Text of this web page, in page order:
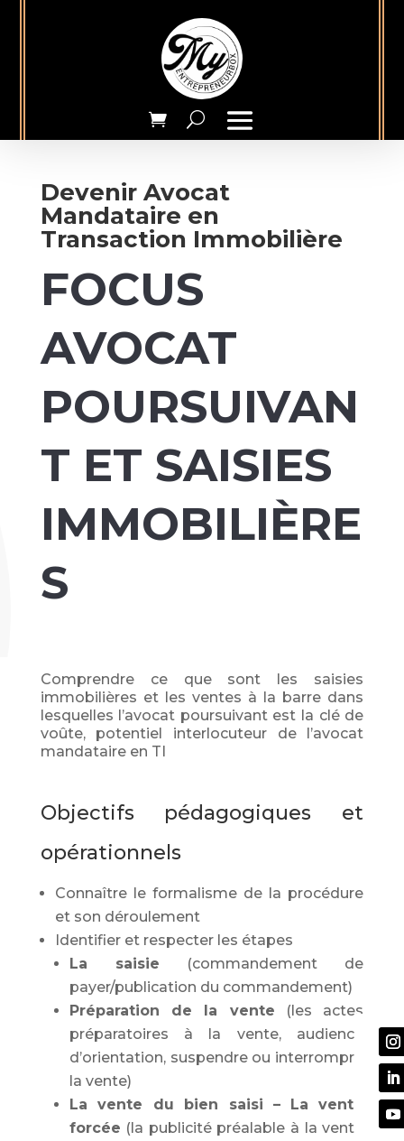
Devenir Avocat
Mandataire en
Transaction Immobilière
FOCUS
AVOCAT
POURSUIVAN
T ET SAISIES
IMMOBILIÈRE
S
Comprendre ce que sont les saisies
immobilières et les ventes à la barre dans
lesquelles l’avocat poursuivant est la clé de
voûte, potentiel interlocuteur de l’avocat
mandataire en TI
Objectifs pédagogiques et
opérationnels
Connaître le formalisme de la procédure
et son déroulement
Identifier et respecter les étapes
La saisie (commandement de
payer/publication du commandement)
Préparation de la vente (les actes
préparatoires à la vente, audience
d’orientation, suspendre ou interrompre
la vente)
La vente du bien saisi –
Lavente
forcée (la publicité préalable à la vente